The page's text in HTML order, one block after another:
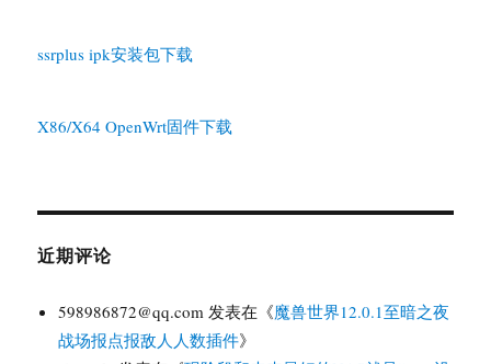
ssrplus ipk安装包下载
X86/X64 OpenWrt固件下载
近期评论
598986872@qq.com 发表在《魔兽世界12.0.1至暗之夜
战场报点报敌人人数插件》